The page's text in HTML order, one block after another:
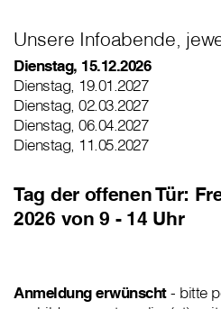
Unsere Infoabende,
Dienstag, 15.12.2026
Dienstag, 19.01.2027
Dienstag, 02.03.2027
Dienstag, 06.04.2027
Dienstag, 11.05.2027
Tag der offenen Tür:
2026 von 9 - 14 Uhr
Anmeldung erwünscht- bitte